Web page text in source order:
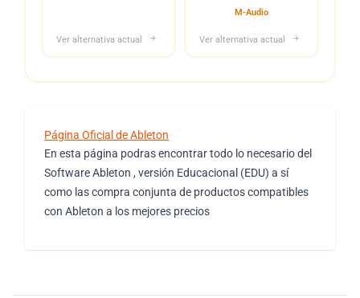
Ver alternativa actual
M-Audio
Ver alternativa actual
Página Oficial de Ableton
En esta página podras encontrar todo lo necesario del
Software Ableton , versión Educacional (EDU) a sí
como las compra conjunta de productos compatibles
con Ableton a los mejores precios